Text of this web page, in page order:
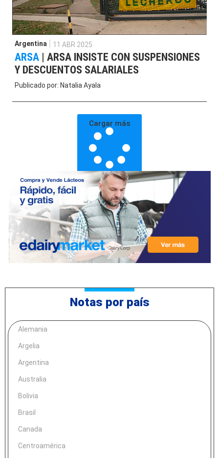
Argentina 11 ABR 2025
ARSA
ARSA INSISTE CON SUSPENSIONES
Y DESCUENTOS SALARIALES
Publicado por: Natalia Ayala
Cargar más
Notas por país
Alemania
Argelia
Argentina
Australia
Bolivia
Brasil
Canada
Centroamérica